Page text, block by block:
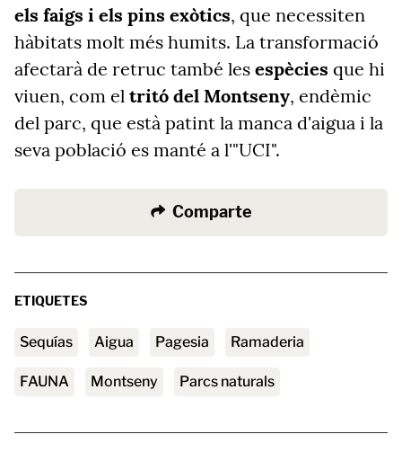
els faigs i els pins exòtics, que necessiten
hàbitats molt més humits. La transformació
afectarà de retruc també les espècies que hi
viuen, com el tritó del Montseny, endèmic
del parc, que està patint la manca d'aigua i la
seva població es manté a l'"UCI".
Comparte
ETIQUETES
sequías aigua pagesia ramaderia
FAUNA Montseny parcs naturals